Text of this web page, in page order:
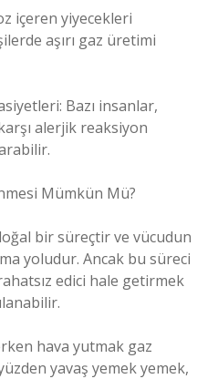
içeren yiyecekleri
aşırı gaz üretimi
Bazı insanlar,
alerjik reaksiyon
Mümkün Mü?
bir süreçtir ve vücudun
yoludur. Ancak bu süreci
edici hale getirmek
hava yutmak gaz
yavaş yemek yemek,